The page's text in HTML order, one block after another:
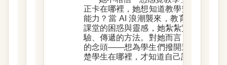
正卡在哪裡，她想知道教學究竟是只流
能力？當 AI 浪潮襲來，教育又該如何
課堂的困惑與靈感，她紮紮實實地投入
驗、傳遞的方法。對她而言，研究背後
的念頭——想為學生們撥開迷霧。一如
楚學生在哪裡，才知道自己該站在哪裡